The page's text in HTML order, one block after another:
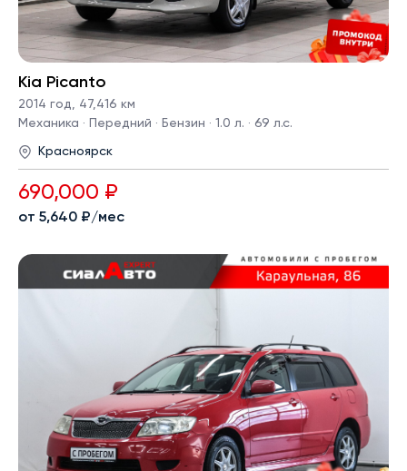
Kia Picanto
2014 год, 47,416 км
Механика · Передний · Бензин · 1.0 л. · 69 л.с.
Красноярск
690,000 ₽
от 5,640 ₽/мес